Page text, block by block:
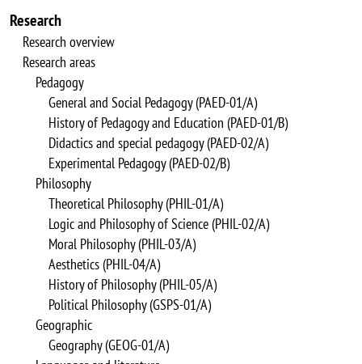
Research
Research overview
Research areas
Pedagogy
General and Social Pedagogy (PAED-01/A)
History of Pedagogy and Education (PAED-01/B)
Didactics and special pedagogy (PAED-02/A)
Experimental Pedagogy (PAED-02/B)
Philosophy
Theoretical Philosophy (PHIL-01/A)
Logic and Philosophy of Science (PHIL-02/A)
Moral Philosophy (PHIL-03/A)
Aesthetics (PHIL-04/A)
History of Philosophy (PHIL-05/A)
Political Philosophy (GSPS-01/A)
Geographic
Geography (GEOG-01/A)